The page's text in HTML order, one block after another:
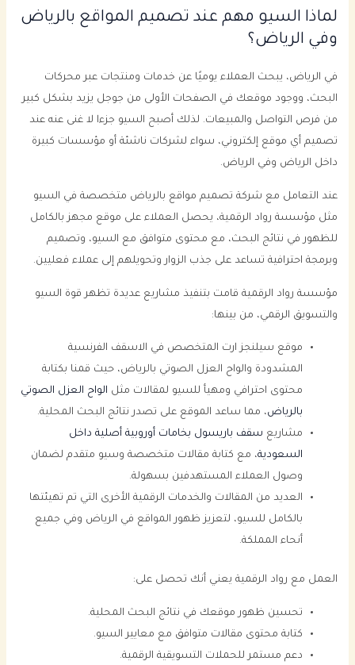
لماذا السيو مهم عند تصميم المواقع بالرياض
وفي الرياض؟
في الرياض، يبحث العملاء يوميًا عن خدمات ومنتجات عبر محركات
البحث، ووجود موقعك في الصفحات الأولى من جوجل يزيد بشكل كبير
من فرص التواصل والمبيعات. لذلك أصبح السيو جزءا لا غنى عنه عند
تصميم أي موقع إلكتروني، سواء لشركات ناشئة أو مؤسسات كبيرة
داخل الرياض وفي الرياض.
عند التعامل مع شركة تصميم مواقع بالرياض متخصصة في السيو
مثل مؤسسة رواد الرقمية، يحصل العملاء على موقع مجهز بالكامل
للظهور في نتائج البحث، مع محتوى متوافق مع السيو، وتصميم
وبرمجة احترافية تساعد على جذب الزوار وتحويلهم إلى عملاء فعليين.
مؤسسة رواد الرقمية قامت بتنفيذ مشاريع عديدة تظهر قوة السيو
والتسويق الرقمي، من بينها:
موقع سيلنجز ارت المتخصص في الاسقف الفرنسية
المشدودة والواح العزل الصوتي بالرياض، حيث قمنا بكتابة
محتوى احترافي ومهيأ للسيو لمقالات مثل الواح العزل الصوتي
بالرياض، مما ساعد الموقع على تصدر نتائج البحث المحلية.
مشاريع سقف باريسول بخامات أوروبية أصلية داخل
السعودية، مع كتابة مقالات متخصصة وسيو متقدم لضمان
وصول العملاء المستهدفين بسهولة.
العديد من المقالات والخدمات الرقمية الأخرى التي تم تهيئتها
بالكامل للسيو، لتعزيز ظهور المواقع في الرياض وفي جميع
أنحاء المملكة.
العمل مع رواد الرقمية يعني أنك تحصل على:
تحسين ظهور موقعك في نتائج البحث المحلية.
كتابة محتوى مقالات متوافق مع معايير السيو.
دعم مستمر للحملات التسويقية الرقمية.